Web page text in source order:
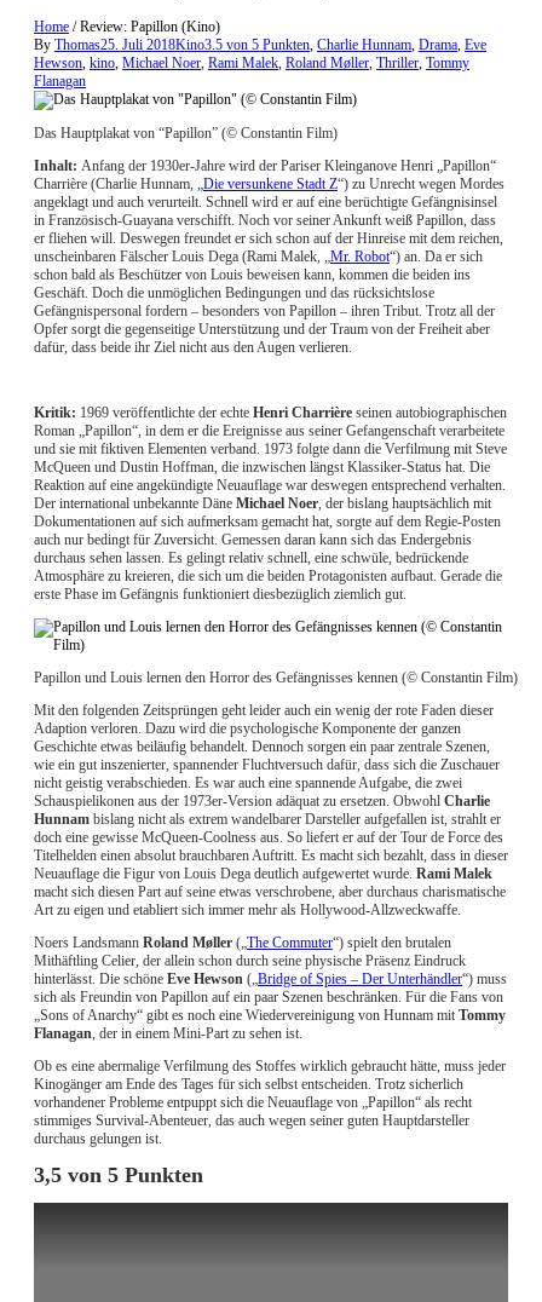
Home /Review: Papillon (Kino)
By Thomas25. Juli 2018Kino3.5 von 5 Punkten, Charlie Hunnam, Drama, Eve
Hewson, kino, Michael Noer, Rami Malek, Roland Møller, Thriller, Tommy
Flanagan
Das Hauptplakat von “Papillon” (© Constantin Film)
Inhalt: Anfang der 1930er-Jahre wird der Pariser Kleinganove Henri „Papillon“
Charrière (Charlie Hunnam, „Die versunkene Stadt Z“) zu Unrecht wegen Mordes
angeklagt und auch verurteilt. Schnell wird er auf eine berüchtigte Gefängnisinsel
in Französisch-Guayana verschifft. Noch vor seiner Ankunft weiß Papillon, dass
er fliehen will. Deswegen freundet er sich schon auf der Hinreise mit dem reichen,
unscheinbaren Fälscher Louis Dega (Rami Malek, „Mr. Robot“) an. Da er sich
schon bald als Beschützer von Louis beweisen kann, kommen die beiden ins
Geschäft. Doch die unmöglichen Bedingungen und das rücksichtslose
Gefängnispersonal fordern – besonders von Papillon – ihren Tribut. Trotz all der
Opfer sorgt die gegenseitige Unterstützung und der Traum von der Freiheit aber
dafür, dass beide ihr Ziel nicht aus den Augen verlieren.
Kritik: 1969 veröffentlichte der echte Henri Charrière seinen autobiographischen
Roman „Papillon“, in dem er die Ereignisse aus seiner Gefangenschaft verarbeitete
und sie mit fiktiven Elementen verband. 1973 folgte dann die Verfilmung mit Steve
McQueen und Dustin Hoffman, die inzwischen längst Klassiker-Status hat. Die
Reaktion auf eine angekündigte Neuauflage war deswegen entsprechend verhalten.
Der international unbekannte Däne Michael Noer, der bislang hauptsächlich mit
Dokumentationen auf sich aufmerksam gemacht hat, sorgte auf dem Regie-Posten
auch nur bedingt für Zuversicht. Gemessen daran kann sich das Endergebnis
durchaus sehen lassen. Es gelingt relativ schnell, eine schwüle, bedrückende
Atmosphäre zu kreieren, die sich um die beiden Protagonisten aufbaut. Gerade die
erste Phase im Gefängnis funktioniert diesbezüglich ziemlich gut.
Papillon und Louis lernen den Horror des Gefängnisses kennen (© Constantin Film)
Mit den folgenden Zeitsprüngen geht leider auch ein wenig der rote Faden dieser
Adaption verloren. Dazu wird die psychologische Komponente der ganzen
Geschichte etwas beiläufig behandelt. Dennoch sorgen ein paar zentrale Szenen,
wie ein gut inszenierter, spannender Fluchtversuch dafür, dass sich die Zuschauer
nicht geistig verabschieden. Es war auch eine spannende Aufgabe, die zwei
Schauspielikonen aus der 1973er-Version adäquat zu ersetzen. Obwohl Charlie
Hunnam bislang nicht als extrem wandelbarer Darsteller aufgefallen ist, strahlt er
doch eine gewisse McQueen-Coolness aus. So liefert er auf der Tour de Force des
Titelhelden einen absolut brauchbaren Auftritt. Es macht sich bezahlt, dass in dieser
Neuauflage die Figur von Louis Dega deutlich aufgewertet wurde. Rami Malek
macht sich diesen Part auf seine etwas verschrobene, aber durchaus charismatische
Art zu eigen und etabliert sich immer mehr als Hollywood-Allzweckwaffe.
Noers Landsmann Roland Møller („The Commuter“) spielt den brutalen
Mithäftling Celier, der allein schon durch seine physische Präsenz Eindruck
hinterlässt. Die schöne Eve Hewson („Bridge of Spies – Der Unterhändler“) muss
sich als Freundin von Papillon auf ein paar Szenen beschränken. Für die Fans von
„Sons of Anarchy“ gibt es noch eine Wiedervereinigung von Hunnam mit Tommy
Flanagan, der in einem Mini-Part zu sehen ist.
Ob es eine abermalige Verfilmung des Stoffes wirklich gebraucht hätte, muss jeder
Kinogänger am Ende des Tages für sich selbst entscheiden. Trotz sicherlich
vorhandener Probleme entpuppt sich die Neuauflage von „Papillon“ als recht
stimmiges Survival-Abenteuer, das auch wegen seiner guten Hauptdarsteller
durchaus gelungen ist.
3,5 von 5 Punkten